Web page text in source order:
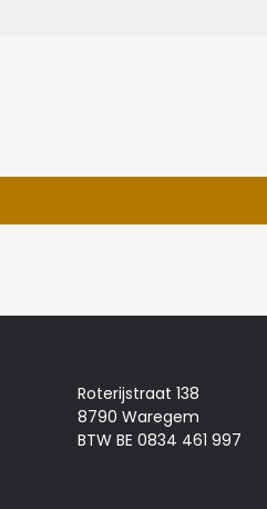
Roterijstraat 138
8790 Waregem
BTW BE 0834 461 997